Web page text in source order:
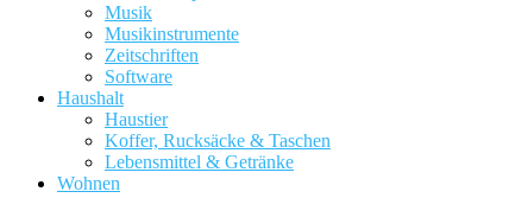
Musik
Musikinstrumente
Zeitschriften
Software
Haushalt
Haustier
Koffer, Rucksäcke & Taschen
Lebensmittel & Getränke
Wohnen